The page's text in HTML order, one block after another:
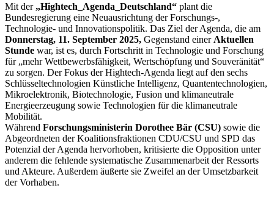
Mit der „Hightech _Agenda_Deutschland“ plant die
Bundesregierung eine Neuausrichtung der Forschungs-,
Technologie- und Innovationspolitik. Das Ziel der Agenda, die am
Donnerstag, 11. September 2025, Gegenstand einer Aktuellen
Stunde war, ist es, durch Fortschritt in Technologie und Forschung
für „mehr Wettbewerbsfähigkeit, Wertschöpfung und Souveränität“
zu sorgen. Der Fokus der Hightech-Agenda liegt auf den sechs
Schlüsseltechnologien Künstliche Intelligenz, Quantentechnologien,
Mikroelektronik, Biotechnologie, Fusion und klimaneutrale
Energieerzeugung sowie Technologien für die klimaneutrale
Mobilität.
Während Forschungsministerin Dorothee Bär (CSU) sowie die
Abgeordneten der Koalitionsfraktionen CDU/CSU und SPD das
Potenzial der Agenda hervorhoben, kritisierte die Opposition unter
anderem die fehlende systematische Zusammenarbeit der Ressorts
und Akteure. Außerdem äußerte sie Zweifel an der Umsetzbarkeit
der Vorhaben.